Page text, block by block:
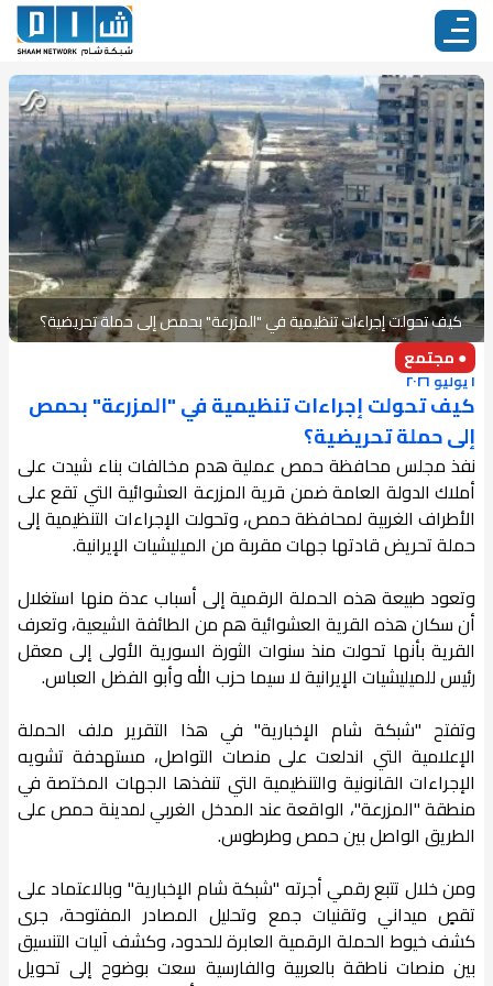
كيف تحولت إجراءات تنظيمية في "المزرعة" بحمص إلى حملة تحريضية؟
● مجتمع
١ يوليو ٢٠٢٦
كيف تحولت إجراءات تنظيمية في "المزرعة" بحمص
إلى حملة تحريضية؟
نفذ مجلس محافظة حمص عملية هدم مخالفات بناء شيدت على
أملاك الدولة العامة ضمن قرية المزرعة العشوائية التي تقع على
الأطراف الغربية لمحافظة حمص، وتحولت الإجراءات التنظيمية إلى
حملة تحريض قادتها جهات مقربة من الميليشيات الإيرانية.
وتعود طبيعة هذه الحملة الرقمية إلى أسباب عدة منها استغلال
أن سكان هذه القرية العشوائية هم من الطائفة الشيعية، وتعرف
القرية بأنها تحولت منذ سنوات الثورة السورية الأولى إلى معقل
رئيس للميليشيات الإيرانية لا سيما حزب الله وأبو الفضل العباس.
وتفتح "شبكة شام الإخبارية" في هذا التقرير ملف الحملة
الإعلامية التي اندلعت على منصات التواصل، مستهدفة تشويه
الإجراءات القانونية والتنظيمية التي تنفذها الجهات المختصة في
منطقة "المزرعة"، الواقعة عند المدخل الغربي لمدينة حمص على
الطريق الواصل بين حمص وطرطوس.
ومن خلال تتبع رقمي أجرته "شبكة شام الإخبارية" وبالاعتماد على
تقصٍ ميداني وتقنيات جمع وتحليل المصادر المفتوحة، جرى
كشف خيوط الحملة الرقمية العابرة للحدود، وكشف آليات التنسيق
بين منصات ناطقة بالعربية والفارسية سعت بوضوح إلى تحويل